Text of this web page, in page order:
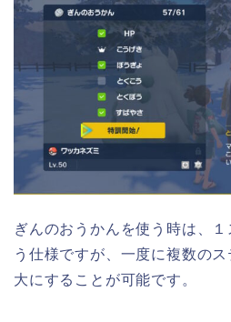
ぎんのおうかんを使う時は、
う仕様ですが、一度に複数の
大にすることが可能です。